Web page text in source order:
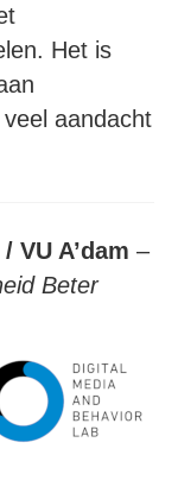
Het is
aandacht
VU A’dam –
Beter